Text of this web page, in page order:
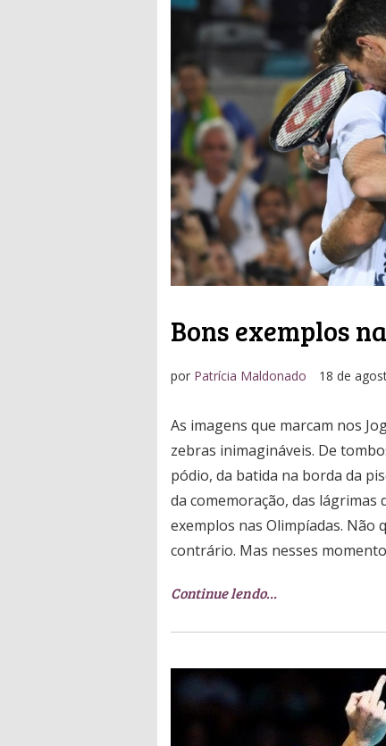
Bons exemplos
por Patrícia Maldonado 18 de
As imagens que marcam nos
zebras inimagináveis. De
pódio, da batida na borda da
da comemoração, das
exemplos nas Olimpíadas. Não
contrário. Mas nesses
Continue lendo…